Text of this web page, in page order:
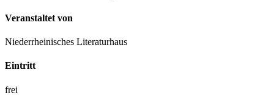
Veranstaltet von
Niederrheinisches Literaturhaus
Eintritt
frei